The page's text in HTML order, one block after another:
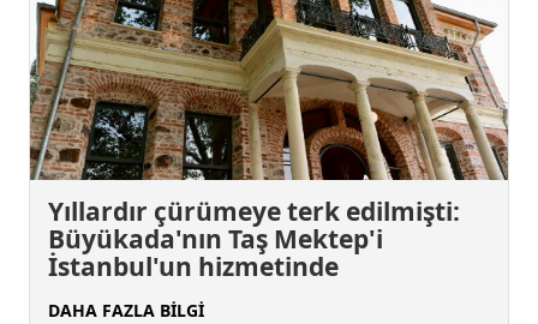
Yıllardır çürümeye terk edilmişti:
Büyükada'nın Taş Mektep'i
İstanbul'un hizmetinde
DAHA FAZLA BİLGİ